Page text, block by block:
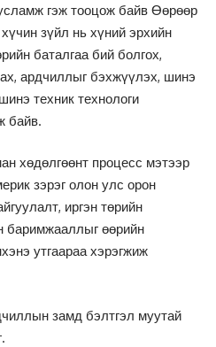
гэж тооцож байв Өөрөөр
зүйл нь хүний эрхийн
баталгаа бий болгох,
ардчиллыг бэхжүүлэх, шинэ
техник технологи
байв.
хөдөлгөөнт процесс мэтээр
зэрэг олон улс орон
иргэн төрийн
баримжааллыг өөрийн
утгаараа хэрэгжиж
замд бэлтгэл муутай